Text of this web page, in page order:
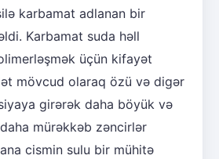
karbamat adlanan bir
Karbamat suda həll
üçün kifayət
mövcud olaraq özü və digər
girərək daha böyük və
mürəkkəb zəncirlər
cismin sulu bir mühitə